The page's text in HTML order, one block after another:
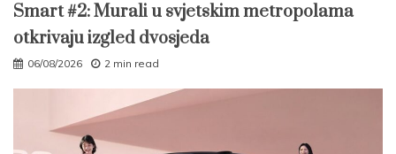
Smart #2: Murali u svjetskim metropolama
otkrivaju izgled dvosjeda
06/08/2026 2 min read